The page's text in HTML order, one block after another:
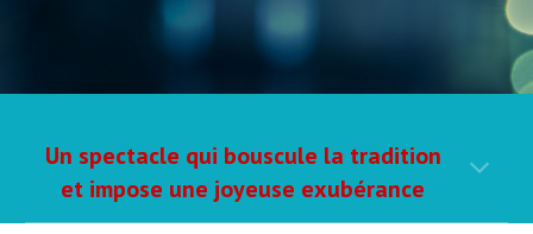
Un spectacle qui bouscule la tradition
et impose une joyeuse exubérance